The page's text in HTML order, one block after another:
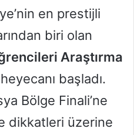
en prestijli
biri olan
Araştırma
heyecanı başladı.
Bölge Finali’ne
dikkatleri üzerine